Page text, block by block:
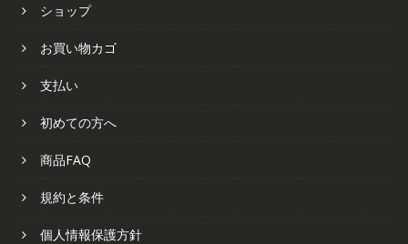
ショップ
お買い物カゴ
支払い
初めての方へ
商品FAQ
規約と条件
個人情報保護方針